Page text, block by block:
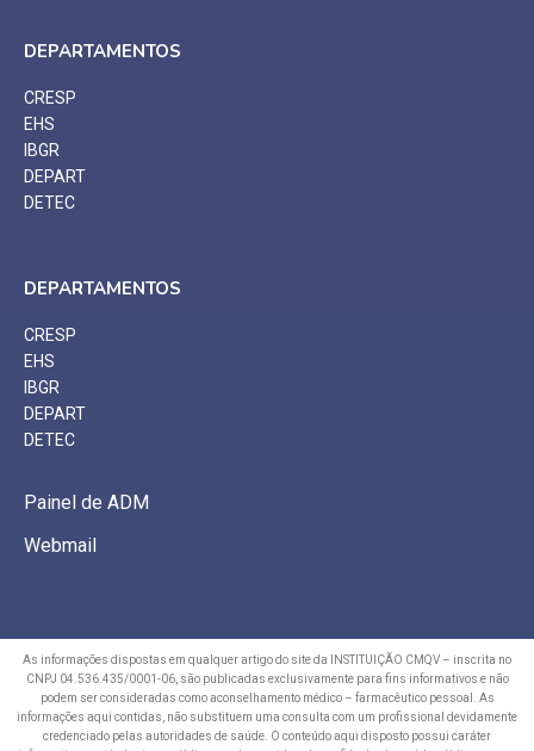
DEPARTAMENTOS
CRESP
EHS
IBGR
DEPART
DETEC
DEPARTAMENTOS
CRESP
EHS
IBGR
DEPART
DETEC
Painel de ADM
Webmail
As informações dispostas em qualquer artigo do site da INSTITUIÇÃO CMQV – inscrita no
CNPJ 04.536.435/0001-06, são publicadas exclusivamente para fins informativos e não
podem ser consideradas como aconselhamento médico – farmacêutico pessoal. As
informações aqui contidas, não substituem uma consulta com um profissional devidamente
credenciado pelas autoridades de saúde. O conteúdo aqui disposto possui caráter